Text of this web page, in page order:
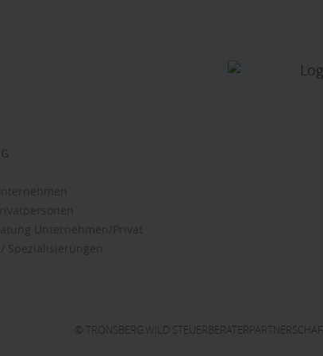
Unternehmen/Privat
Spezialisierungen
© TRONSBERG.WILD